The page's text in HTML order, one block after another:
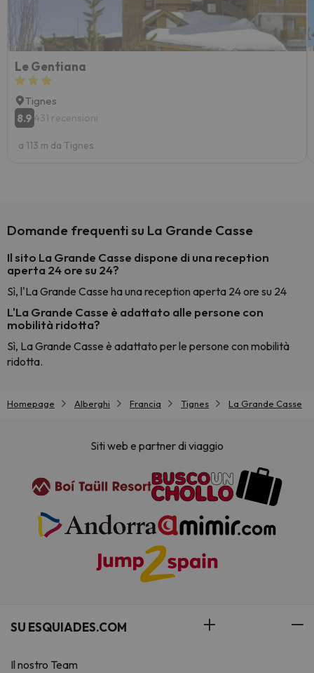
Le Gentiana
Tignes
8.9 431 recensioni
a 113 m da Tignes
Domande frequenti su La Grande Casse
Il sito La Grande Casse dispone di una reception
aperta 24 ore su 24?
Sì, l'La Grande Casse ha una reception aperta 24 ore su 24
L'La Grande Casse è adattato alle persone con
mobilità ridotta?
Sì, La Grande Casse è adattato per le persone con mobilità
ridotta.
Homepage Alberghi Francia Tignes La Grande Casse
Siti web e partner di viaggio
SU ESQUIADES.COM
Il nostro Team